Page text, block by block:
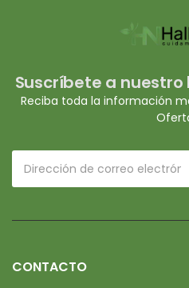
Suscríbete a
Reciba toda la información
CONTACTO